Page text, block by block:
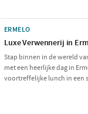
ERMELO
Luxe Verwennerij in
Stap binnen in de wereld
met een heerlijke dag in
voortreffelijke lunch in een